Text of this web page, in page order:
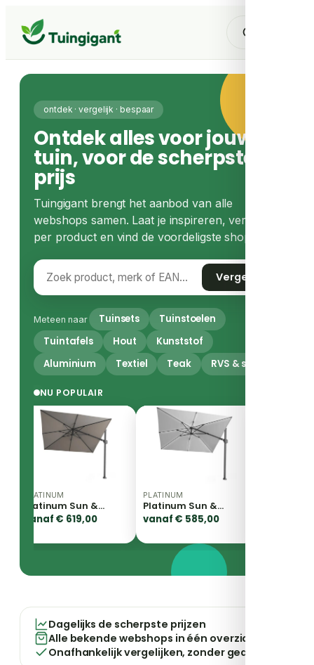
ontdek · vergelijk · bespaar
Ontdek alles voor jouw
tuin, voor de scherpste
prijs
Tuingigant brengt het aanbod van alle
webshops samen. Laat je inspireren, vergelijk
per product en vind de voordeligste shop.
Vergelijk
Meteen naar Tuinsets
Tuinstoelen
Tuintafels
Hout
Kunststof
Aluminium
Textiel Teak RVS & staal
NU POPULAIR
PLATINUM
Platinum Sun &
Shade | Zweefparasol
vanaf € 619,00
PLATINUM
Platinum Sun &
Shade | Zweefparasol
Challenger T² Glow
300 x 300 cm |
vanaf € 585,00
Dagelijks de scherpste prijzen
Alle bekende webshops in één overzicht
Onafhankelijk vergelijken, zonder gedoe